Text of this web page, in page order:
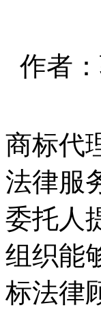
作者
商标代
法律服
委托人
组织能
标法律